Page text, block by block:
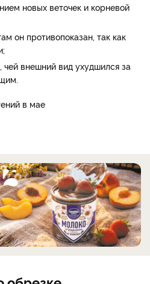
новых веточек и корневой
он противопоказан, так как
внешний вид ухудшился за